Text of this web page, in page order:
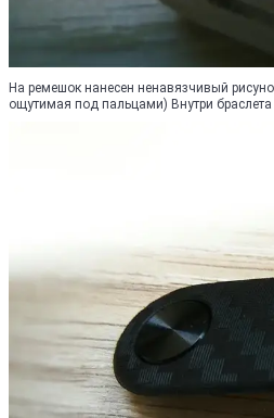
На ремешок нанесен ненавязчивый
ощутимая под пальцами) Внутри браслета